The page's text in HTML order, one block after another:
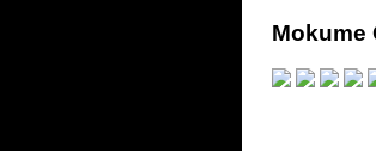
Mokume